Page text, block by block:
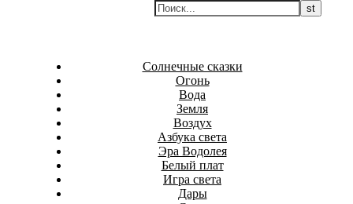
Солнечные сказки
Огонь
Вода
Земля
Воздух
Азбука света
Эра Водолея
Белый плат
Игра света
Дары